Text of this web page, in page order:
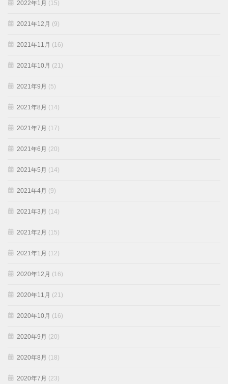
2022年1月 (15)
2021年12月 (9)
2021年11月 (16)
2021年10月 (21)
2021年9月 (5)
2021年8月 (14)
2021年7月 (17)
2021年6月 (20)
2021年5月 (14)
2021年4月 (9)
2021年3月 (14)
2021年2月 (15)
2021年1月 (12)
2020年12月 (16)
2020年11月 (21)
2020年10月 (16)
2020年9月 (20)
2020年8月 (18)
2020年7月 (23)